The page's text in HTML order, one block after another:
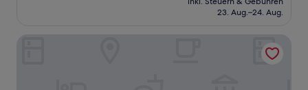
beträgt
23. Aug.–24. Aug.